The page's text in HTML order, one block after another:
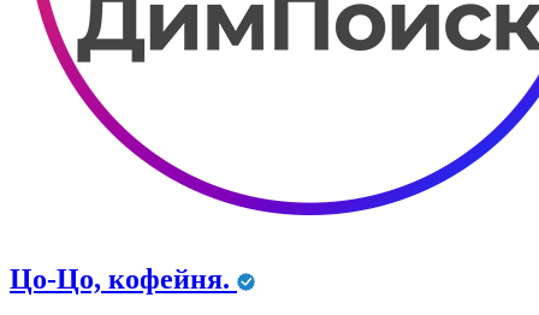
Цо-Цо, кофейня.